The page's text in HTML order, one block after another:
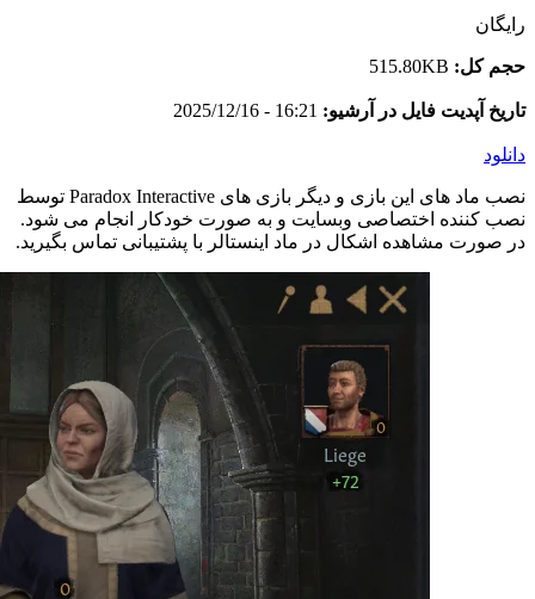
رایگان
حجم کل: 515.80KB
تاریخ آپدیت فایل در آرشیو: 16:21 - 2025/12/16
دانلود
نصب ماد های این بازی و دیگر بازی های Paradox Interactive توسط
نصب کننده اختصاصی وبسایت و به صورت خودکار انجام می شود.
در صورت مشاهده اشکال در ماد اینستالر با پشتیبانی تماس بگیرید.